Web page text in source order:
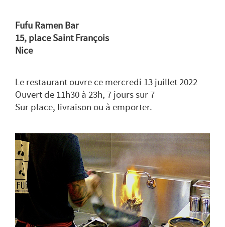
Fufu Ramen Bar
15, place Saint François
Nice
Le restaurant ouvre ce mercredi 13 juillet 2022
Ouvert de 11h30 à 23h, 7 jours sur 7
Sur place, livraison ou à emporter.